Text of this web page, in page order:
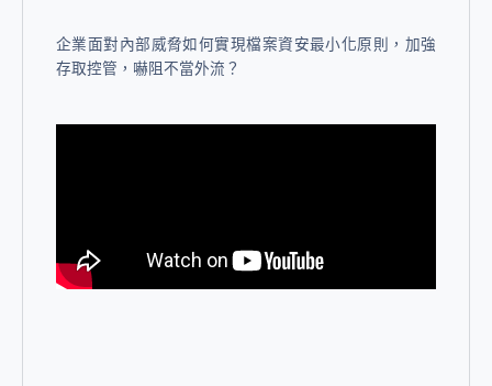
企業面對內部威脅如何實現檔案資安最小化原則，加強
存取控管，嚇阻不當外流？